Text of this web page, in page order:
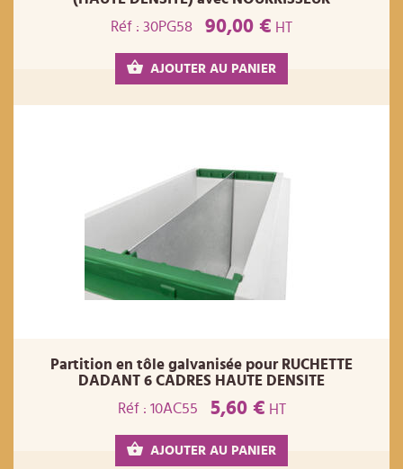
Réf : 30PG58
90,00 € HT
AJOUTER AU PANIER
Partition en tôle galvanisée pour RUCHETTE
DADANT 6 CADRES HAUTE DENSITE
Réf : 10AC55
5,60 € HT
AJOUTER AU PANIER